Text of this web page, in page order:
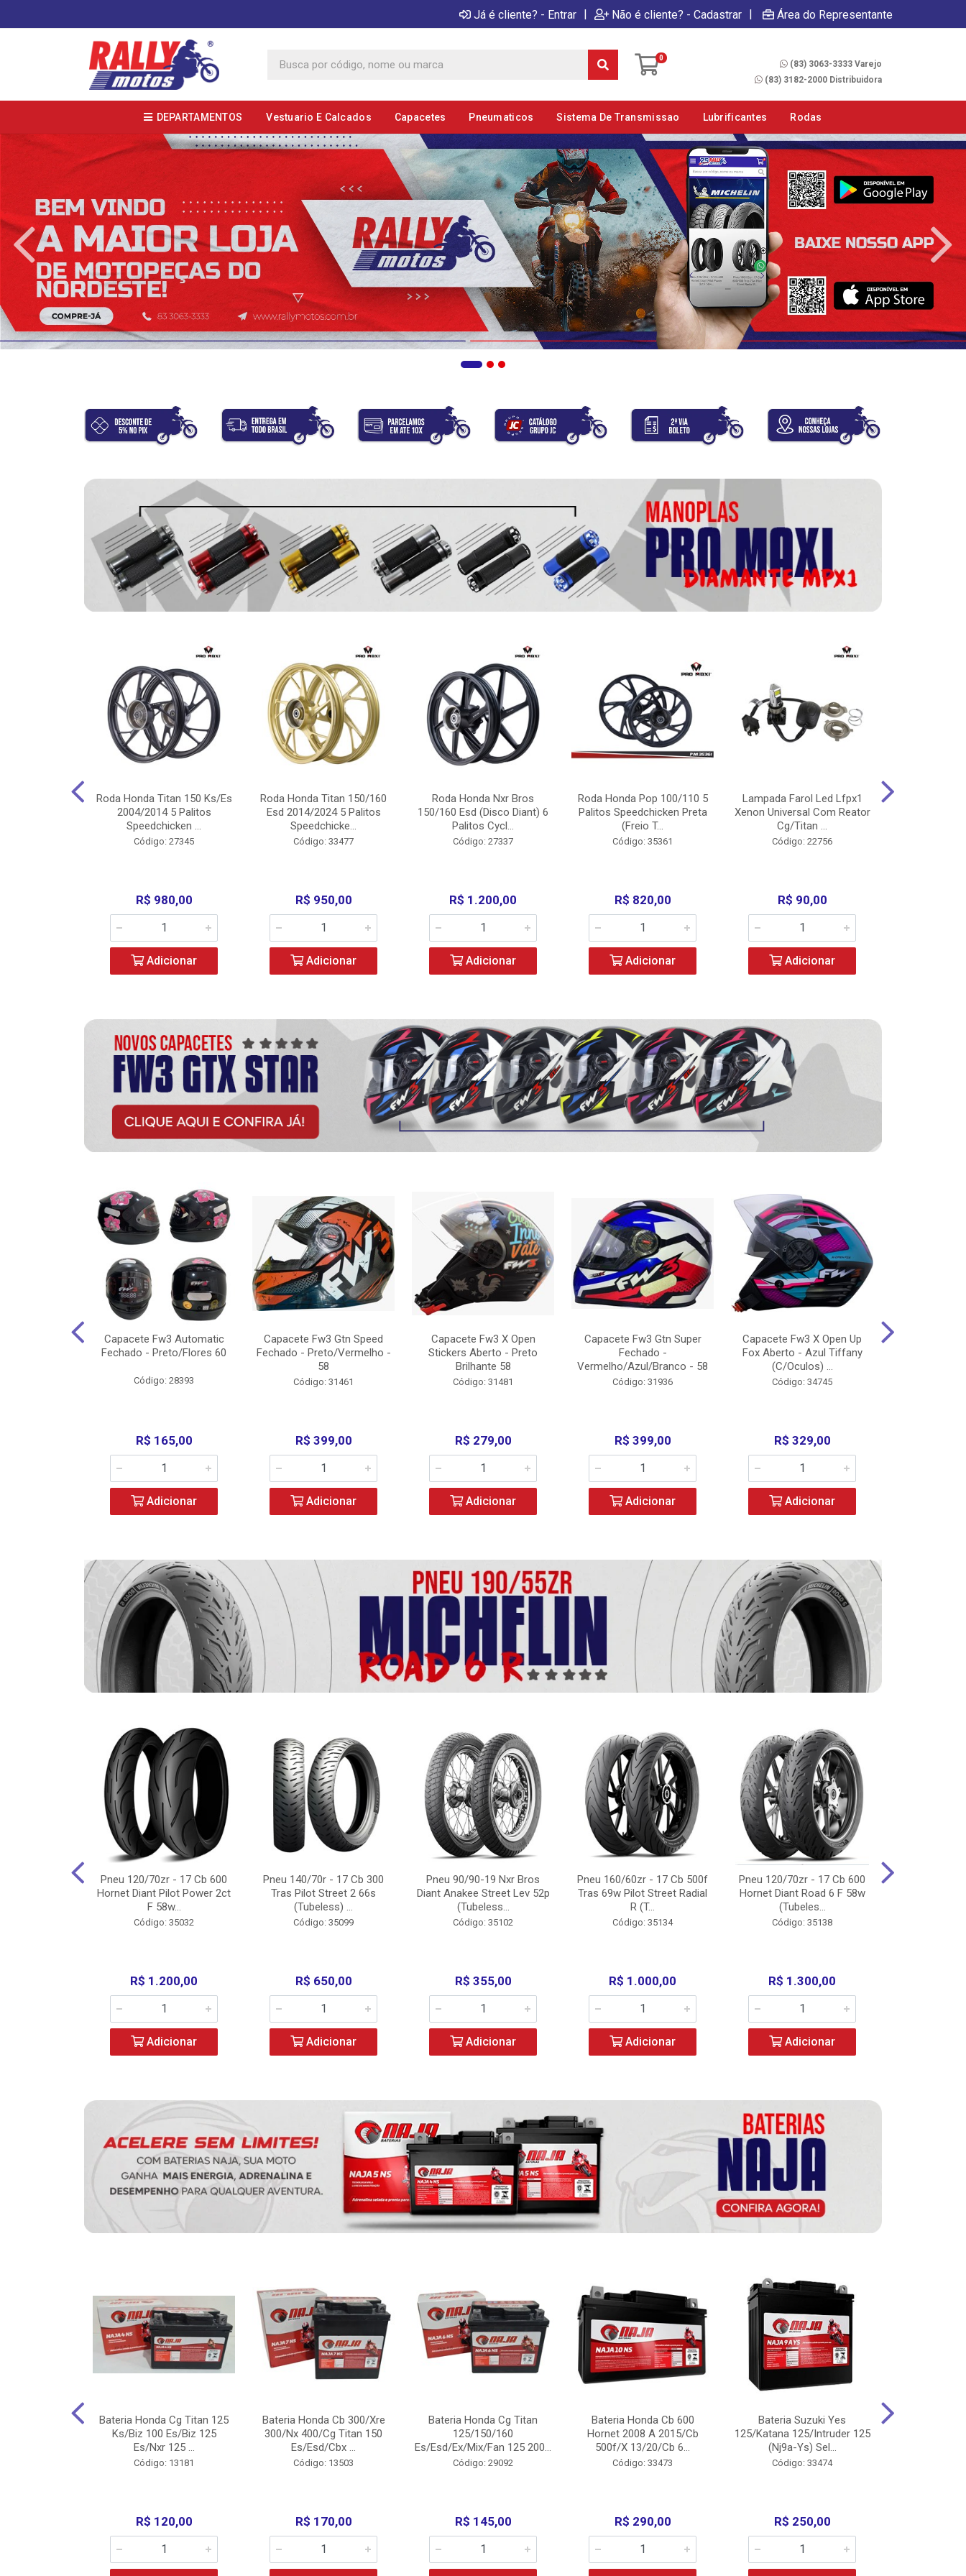
Já é cliente? - Entrar | Não é cliente? - Cadastrar | Área do Representante
0
(83) 3063-3333 Varejo
(83) 3182-2000 Distribuidora
DEPARTAMENTOS Vestuario E Calcados Capacetes Pneumaticos Sistema De Transmissao Lubrificantes Rodas
Roda Honda Titan 150 Ks/Es
2004/2014 5 Palitos
Speedchicken ...
Código: 27345
R$ 980,00
Adicionar
Roda Honda Titan 150/160
Esd 2014/2024 5 Palitos
Speedchicke...
Código: 33477
R$ 950,00
Adicionar
Roda Honda Nxr Bros
150/160 Esd (Disco Diant) 6
Palitos Cycl...
Código: 27337
R$ 1.200,00
Adicionar
Roda Honda Pop 100/110 5
Palitos Speedchicken Preta
(Freio T...
Código: 35361
R$ 820,00
Adicionar
Lampada Farol Led Lfpx1
Xenon Universal Com Reator
Cg/Titan ...
Código: 22756
R$ 90,00
Adicionar
Capacete Fw3 Automatic
Fechado - Preto/Flores 60
Código: 28393
R$ 165,00
Adicionar
Capacete Fw3 Gtn Speed
Fechado - Preto/Vermelho -
58
Código: 31461
R$ 399,00
Adicionar
Capacete Fw3 X Open
Stickers Aberto - Preto
Brilhante 58
Código: 31481
R$ 279,00
Adicionar
Capacete Fw3 Gtn Super
Fechado -
Vermelho/Azul/Branco - 58
Código: 31936
R$ 399,00
Adicionar
Capacete Fw3 X Open Up
Fox Aberto - Azul Tiffany
(C/Oculos) ...
Código: 34745
R$ 329,00
Adicionar
Pneu 120/70zr - 17 Cb 600
Hornet Diant Pilot Power 2ct
F 58w...
Código: 35032
R$ 1.200,00
Adicionar
Pneu 140/70r - 17 Cb 300
Tras Pilot Street 2 66s
(Tubeless) ...
Código: 35099
R$ 650,00
Adicionar
Pneu 90/90-19 Nxr Bros
Diant Anakee Street Lev 52p
(Tubeless...
Código: 35102
R$ 355,00
Adicionar
Pneu 160/60zr - 17 Cb 500f
Tras 69w Pilot Street Radial
R (T...
Código: 35134
R$ 1.000,00
Adicionar
Pneu 120/70zr - 17 Cb 600
Hornet Diant Road 6 F 58w
(Tubeles...
Código: 35138
R$ 1.300,00
Adicionar
Bateria Honda Cg Titan 125
Ks/Biz 100 Es/Biz 125
Es/Nxr 125 ...
Código: 13181
R$ 120,00
Bateria Honda Cb 300/Xre
300/Nx 400/Cg Titan 150
Es/Esd/Cbx ...
Código: 13503
R$ 170,00
Bateria Honda Cg Titan
125/150/160
Es/Esd/Ex/Mix/Fan 125 200...
Código: 29092
R$ 145,00
Bateria Honda Cb 600
Hornet 2008 A 2015/Cb
500f/X 13/20/Cb 6...
Código: 33473
R$ 290,00
Bateria Suzuki Yes
125/Katana 125/Intruder 125
(Nj9a-Ys) Sel...
Código: 33474
R$ 250,00